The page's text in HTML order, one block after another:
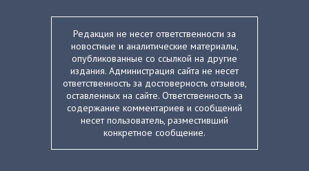
Редакция не несет ответственности за
новостные и аналитические материалы,
опубликованные со ссылкой на другие
издания. Администрация сайта не несет
ответственность за достоверность отзывов,
оставленных на сайте. Ответственность за
содержание комментариев и сообщений
несет пользователь, разместивший
конкретное сообщение.